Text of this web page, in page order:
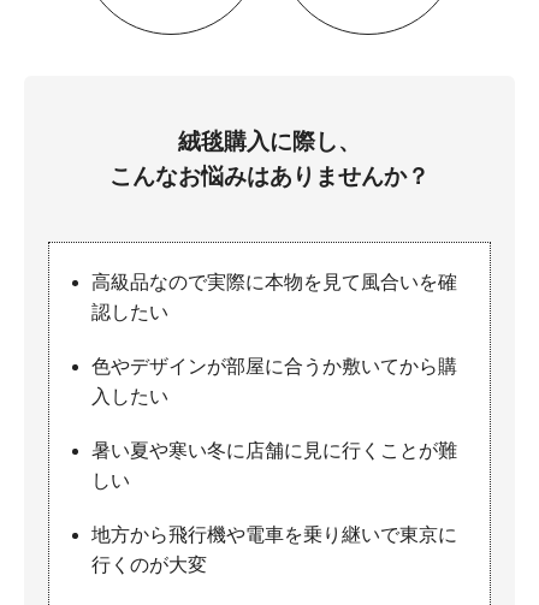
絨毯購入に際し、
こんなお悩みはありませんか？
高級品なので実際に本物を見て風合いを確
認したい
色やデザインが部屋に合うか敷いてから購
入したい
暑い夏や寒い冬に店舗に見に行くことが難
しい
地方から飛行機や電車を乗り継いで東京に
行くのが大変